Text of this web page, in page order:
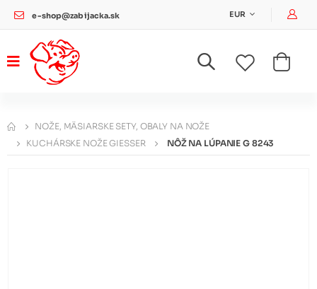
e-shop@zabijacka.sk EUR
NOŽE, MÄSIARSKE SETY, OBALY NA NOŽE
KUCHÁRSKE NOŽE GIESSER
NÔŽ NA LÚPANIE G 8243